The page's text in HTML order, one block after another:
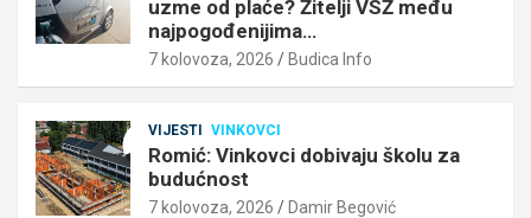
uzme od plaće? Žitelji VSŽ među
najpogođenijima…
7 kolovoza, 2026 Budica Info
VIJESTI VINKOVCI
Romić: Vinkovci dobivaju školu za
budućnost
7 kolovoza, 2026 Damir Begović